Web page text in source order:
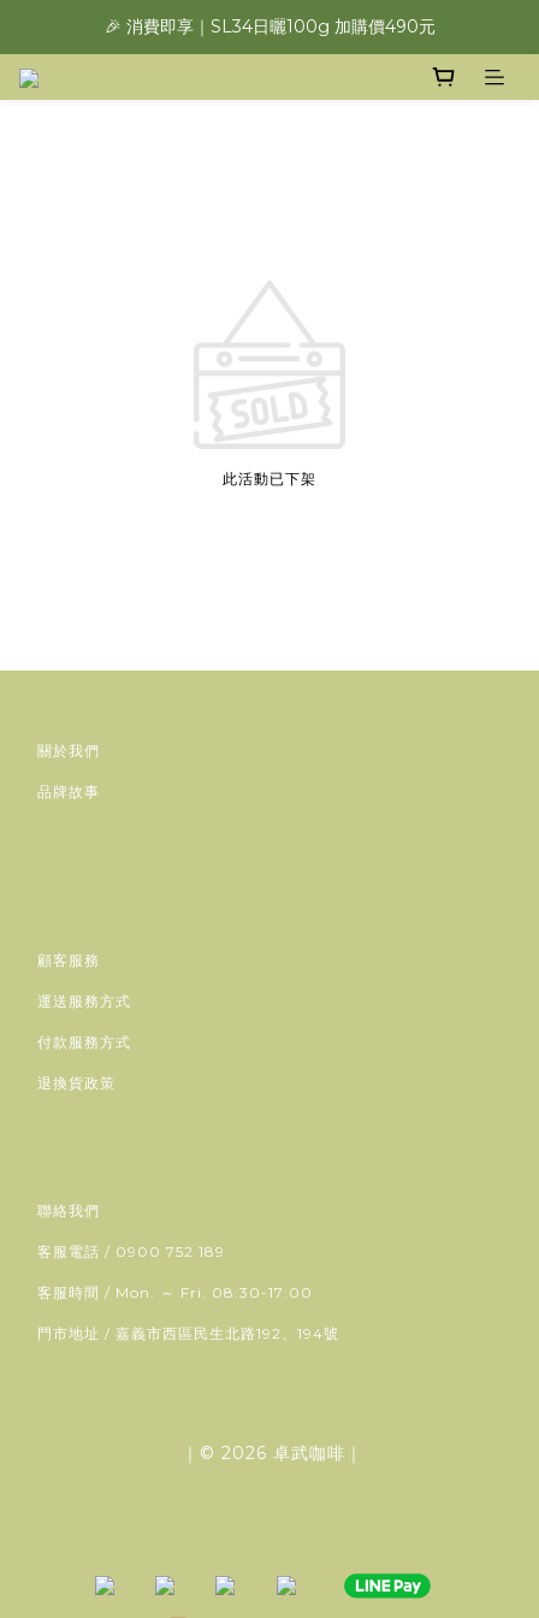
🎉 消費即享｜SL34日曬100g 加購價490元
此活動已下架
關於我們
品牌故事
顧客服務
運送服務方式
付款服務方式
退換貨政策
聯絡我們
客服電話 / 0900 752 189
客服時間 / Mon. ～ Fri. 08:30-17:00
門市地址 / 嘉義市西區民生北路192、194號
｜© 2026 卓武咖啡｜